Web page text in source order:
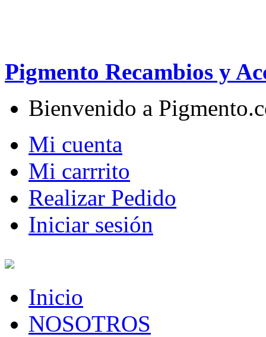
Pigmento Recambios y
Bienvenido a
Mi cuenta
Mi carrrito
Realizar Pedido
Iniciar sesión
Inicio
NOSOTROS